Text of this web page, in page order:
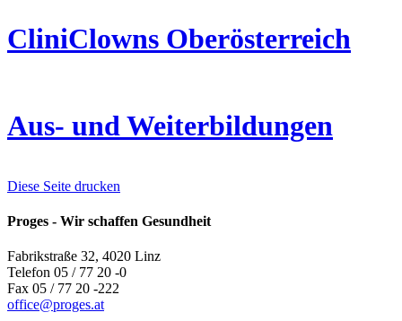
CliniClowns Oberösterreich
Aus- und Weiterbildungen
Diese Seite drucken
Proges - Wir schaffen Gesundheit
Fabrikstraße 32, 4020 Linz
Telefon 05 / 77 20 -0
Fax 05 / 77 20 -222
office@proges.at